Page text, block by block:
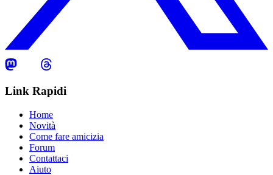
Link Rapidi
Home
Novità
Come fare amicizia
Forum
Contattaci
Aiuto